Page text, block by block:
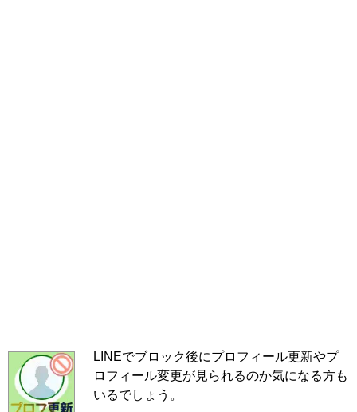
LINEでブロック後にプロフィール更新やプ
ロフィール変更が見られるのか気になる方も
いるでしょう。